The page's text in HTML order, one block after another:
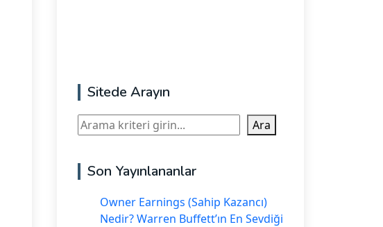
Sitede Arayın
Ara Ara
Son Yayınlananlar
Owner Earnings (Sahip Kazancı)
Nedir? Warren Buffett’ın En Sevdiği